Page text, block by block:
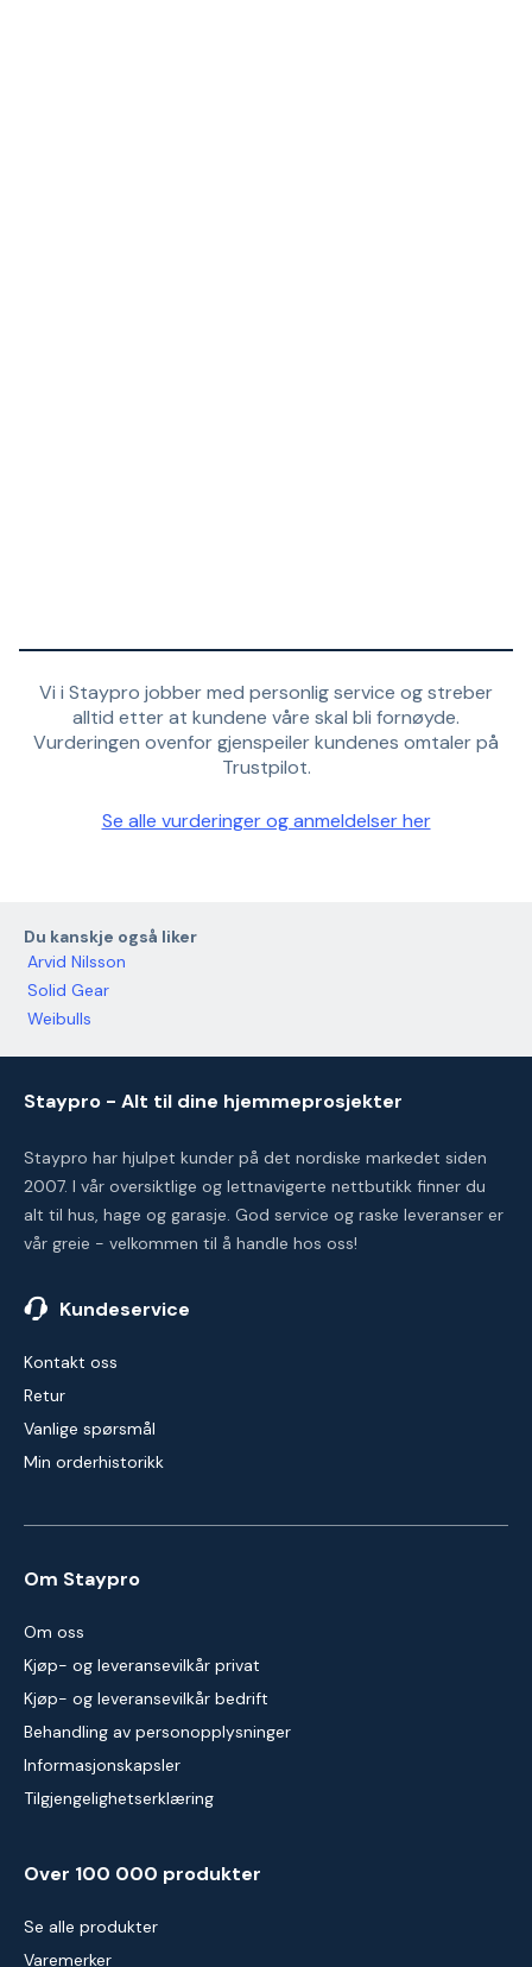
Vi i Staypro jobber med personlig service og streber
alltid etter at kundene våre skal bli fornøyde.
Vurderingen ovenfor gjenspeiler kundenes omtaler på
Trustpilot.
Se alle vurderinger og anmeldelser her
Du kanskje også liker
Arvid Nilsson
Solid Gear
Weibulls
Staypro - Alt til dine hjemmeprosjekter
Staypro har hjulpet kunder på det nordiske markedet siden
2007. I vår oversiktlige og lettnavigerte nettbutikk finner du
alt til hus, hage og garasje. God service og raske leveranser er
vår greie - velkommen til å handle hos oss!
Kundeservice
Kontakt oss
Retur
Vanlige spørsmål
Min orderhistorikk
Om Staypro
Om oss
Kjøp- og leveransevilkår privat
Kjøp- og leveransevilkår bedrift
Behandling av personopplysninger
Informasjonskapsler
Tilgjengelighetserklæring
Over 100 000 produkter
Se alle produkter
Varemerker